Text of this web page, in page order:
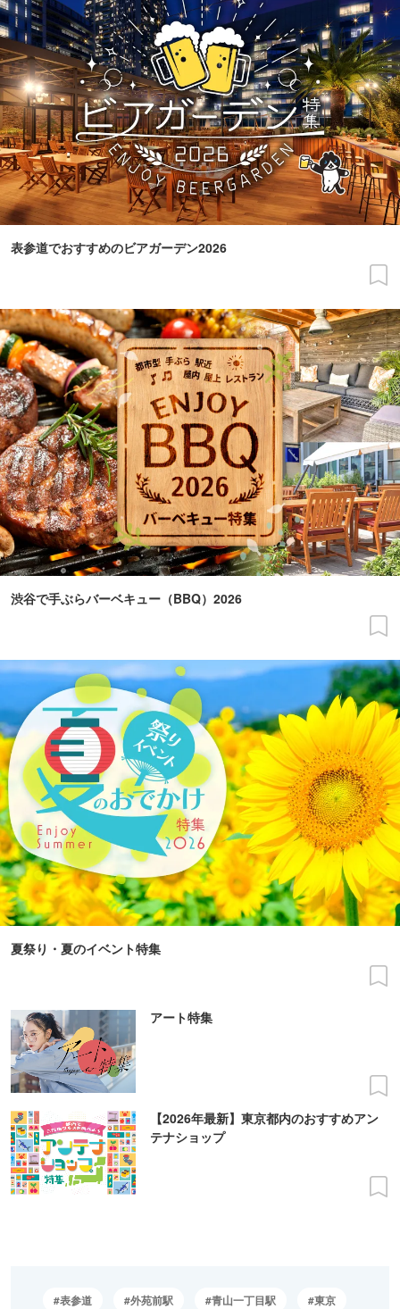
表参道でおすすめのビアガーデン2026
渋谷で手ぶらバーベキュー（BBQ）2026
夏祭り・夏のイベント特集
アート特集
【2026年最新】東京都内のおすすめアン
テナショップ
表参道 外苑前駅 青山一丁目駅 東京